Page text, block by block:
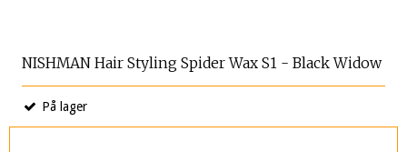
NISHMAN Hair Styling Spider Wax S1 - Black Widow
På lager